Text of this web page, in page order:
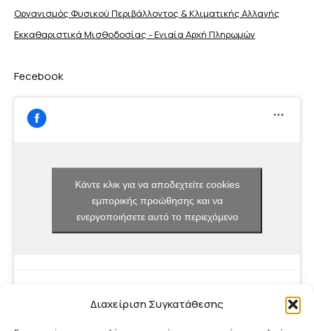
Διαχείριση Συγκατάθεσης
Οργανισμός Φυσικού Περιβάλλοντος & Κλιματικής Aλλαγής
Εκκαθαριστικά Μισθοδοσίας - Ενιαία Αρχή Πληρωμών
Fecebook
Κάντε κλικ για να αποδεχτείτε cookies
εμπορικής προώθησης και να
ενεργοποιήσετε αυτό το περιεχόμενο